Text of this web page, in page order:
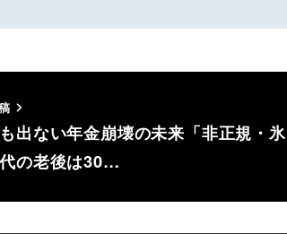
出ない年金崩壊の未来「非正規・氷
の老後は30…